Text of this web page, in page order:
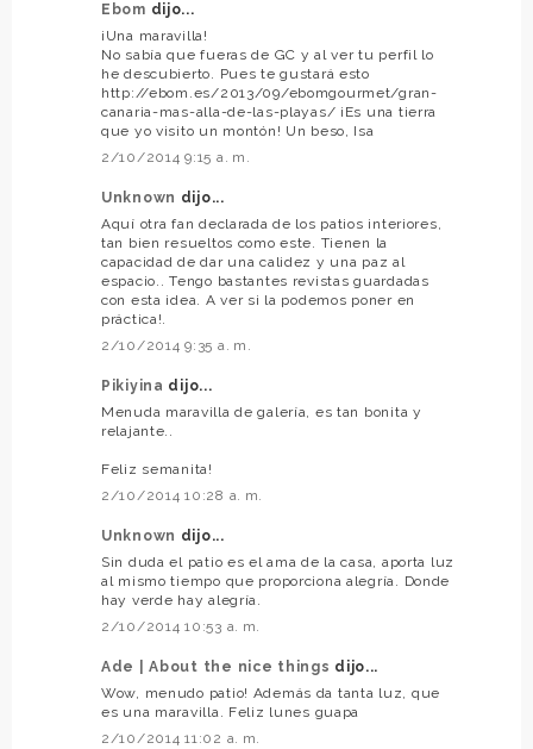
Ebom dijo...
¡Una maravilla!
No sabía que fueras de GC y al ver tu perfil lo
he descubierto. Pues te gustará esto
http://ebom.es/2013/09/ebomgourmet/gran-
canaria-mas-alla-de-las-playas/ ¡Es una tierra
que yo visito un montón! Un beso, Isa
2/10/2014 9:15 a. m.
Unknown dijo...
Aquí otra fan declarada de los patios interiores,
tan bien resueltos como este. Tienen la
capacidad de dar una calidez y una paz al
espacio.. Tengo bastantes revistas guardadas
con esta idea. A ver si la podemos poner en
práctica!.
2/10/2014 9:35 a. m.
Pikiyina dijo...
Menuda maravilla de galería, es tan bonita y
relajante..
Feliz semanita!
2/10/2014 10:28 a. m.
Unknown dijo...
Sin duda el patio es el ama de la casa, aporta luz
al mismo tiempo que proporciona alegría. Donde
hay verde hay alegría.
2/10/2014 10:53 a. m.
Ade | About the nice things dijo...
Wow, menudo patio! Además da tanta luz, que
es una maravilla. Feliz lunes guapa
2/10/2014 11:02 a. m.